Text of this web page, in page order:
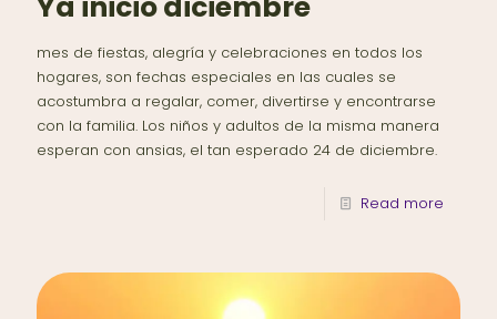
mes de fiestas, alegría y celebraciones en todos los
hogares, son fechas especiales en las cuales se
acostumbra a regalar, comer, divertirse y encontrarse
con la familia. Los niños y adultos de la misma manera
esperan con ansias, el tan esperado 24 de diciembre.
Read more